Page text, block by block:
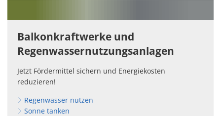
Balkonkraftwerke und
Regenwassernutzungsanlagen
Jetzt Fördermittel sichern und Energiekosten
reduzieren!
Regenwasser nutzen
Sonne tanken